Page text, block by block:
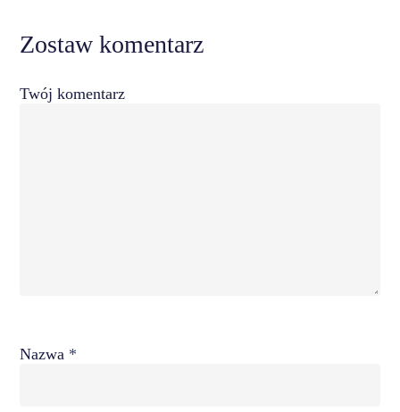
Zostaw komentarz
Twój komentarz
Nazwa *